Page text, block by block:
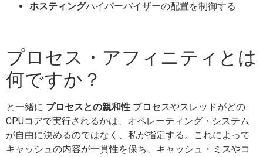
ホスティングハイパーバイザーの配置を制御する
プロセス・アフィニティとは
何ですか？
と一緒に プロセスとの親和性 プロセスやスレッドがどの
CPUコアで実行されるかは、オペレーティング・システム
が自由に決めるのではなく、私が指定する。これによって
キャッシュの内容が一貫性を保ち、キャッシュ・ミスやコ